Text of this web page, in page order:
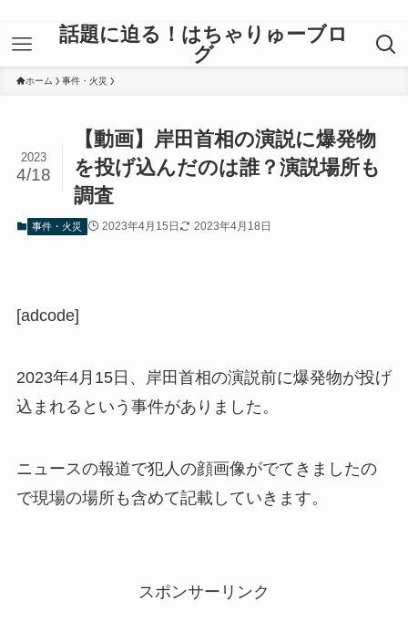
話題に迫る！はちゃりゅーブロ
グ
ホーム 事件・火災
【動画】岸田首相の演説に爆発物
を投げ込んだのは誰？演説場所も
調査
2023
4/18
事件・火災 2023年4月15日 2023年4月18日
[adcode]
2023年4月15日、岸田首相の演説前に爆発物が投げ
込まれるという事件がありました。
ニュースの報道で犯人の顔画像がでてきましたの
で現場の場所も含めて記載していきます。
スポンサーリンク